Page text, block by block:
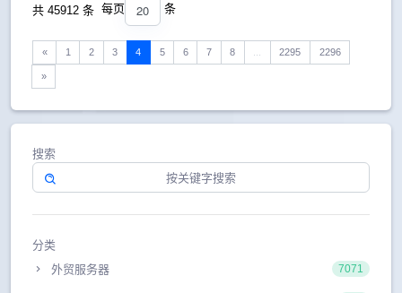
共 45912 条 每页 20 条
« 1 2 3 4 5 6 7 8 2295 2296
»
搜索
分类
外贸服务器
7071